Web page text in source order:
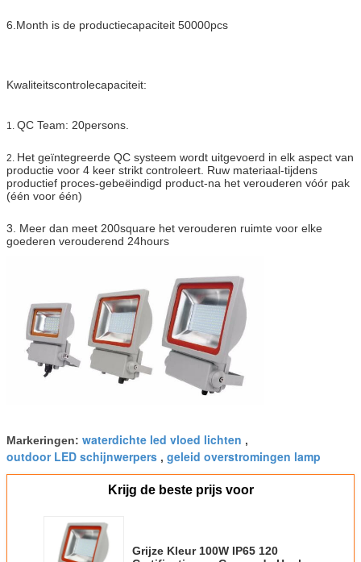
6.Month is de productiecapaciteit 50000pcs
Kwaliteitscontrolecapaciteit:
1. QC Team: 20persons.
2. Het geïntegreerde QC systeem wordt uitgevoerd in elk aspect van
productie voor 4 keer strikt controleert. Ruw materiaal-tijdens
productief proces-gebeëindigd product-na het verouderen vóór pak
(één voor één)
3. Meer dan meet 200square het verouderen ruimte voor elke
goederen verouderend 24hours
Markeringen: waterdichte led vloed lichten ,
outdoor LED schijnwerpers , geleid overstromingen lamp
Krijg de beste prijs voor
Grijze Kleur 100W IP65 120